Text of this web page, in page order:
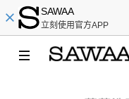
SAWAA
立刻使用官方APP